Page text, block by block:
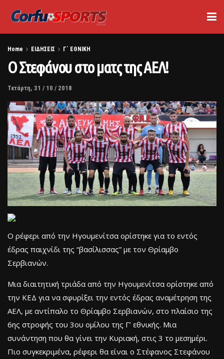
Home ΕΙΔΗΣΕΙΣ Γ΄ ΕΘΝΙΚΗ
Ο Στεφάνου στο ματς της ΑΕΛ!
Τετάρτη, 31 / 10 / 2018
Ο ρέφερι από την Ηγουμενίτσα ορίστηκε για το εντός
έδρας παιχνίδι της “βασίλισσας” με τον Θρίαμβο
Σερβιανών.
Μια διαιτητική τριάδα από την Ηγουμενίτσα ορίστηκε από
την ΚΕΔ για να σφυρίξει την εντός έδρας αναμέτρηση της
ΑΕΛ, με αντίπαλο το Θρίαμβο Σερβιανών, στο πλαίσιο της
6ης στροφής του 3ου ομίλου της Γ’ εθνικής. Μια
συνάντηση που θα γίνει την Κυριακή, στις 3 το μεσημέρι.
Πιο συγκεκριμένα, ρέφερι θα είναι ο Στέφανος Στεφάνου